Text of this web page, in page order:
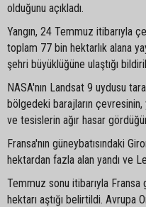
olduğunu açıkladı.
Yangın, 24 Temmuz itibarıyla
toplam 77 bin hektarlık alana
şehri büyüklüğüne ulaştığı
NASA'nın Landsat 9 uydusu
bölgedeki barajların çevresinin,
ve tesislerin ağır hasar
Fransa'nın güneybatısındaki
hektardan fazla alan yandı ve
Temmuz sonu itibarıyla Fransa
hektarı aştığı belirtildi. Avrupa